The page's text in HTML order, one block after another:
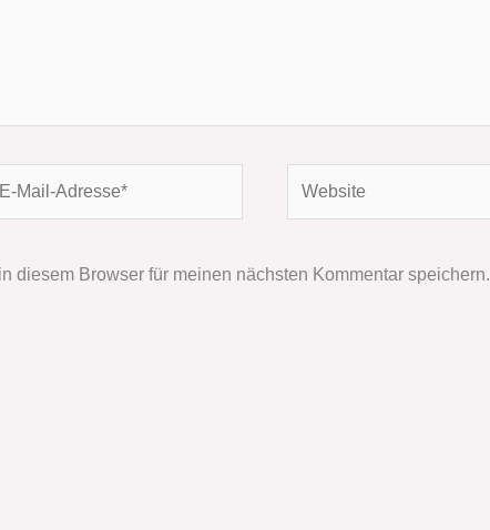
diesem Browser für meinen nächsten Kommentar speichern.